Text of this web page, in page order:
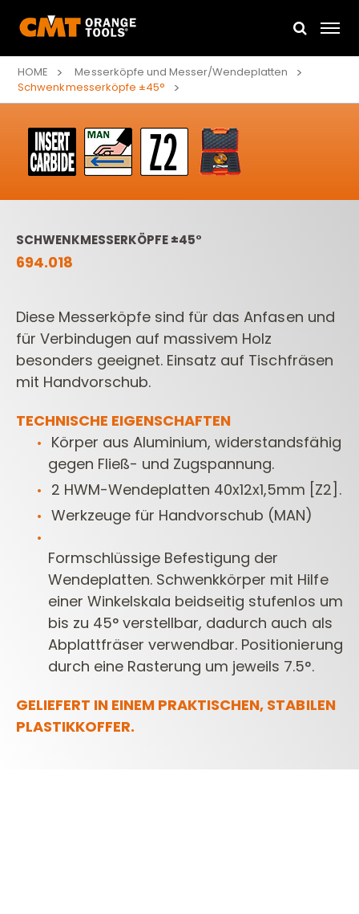
HOME
Messerköpfe und Messer/Wendeplatten
Schwenkmesserköpfe ±45°
SCHWENKMESSERKÖPFE ±45°
694.018
Diese Messerköpfe sind für das Anfasen und
für Verbindugen auf massivem Holz
besonders geeignet. Einsatz auf Tischfräsen
mit Handvorschub.
TECHNISCHE EIGENSCHAFTEN
Körper aus Aluminium, widerstandsfähig
gegen Fließ- und Zugspannung.
2 HWM-Wendeplatten 40x12x1,5mm [Z2].
Werkzeuge für Handvorschub (MAN)
Formschlüssige Befestigung der
Wendeplatten. Schwenkkörper mit Hilfe
einer Winkelskala beidseitig stufenlos um
bis zu 45° verstellbar, dadurch auch als
Abplattfräser verwendbar. Positionierung
durch eine Rasterung um jeweils 7.5°.
GELIEFERT IN EINEM PRAKTISCHEN, STABILEN
PLASTIKKOFFER.